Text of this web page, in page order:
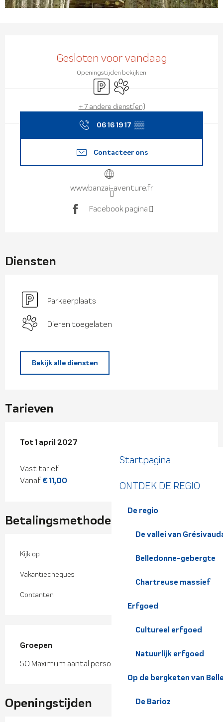
Startpagina
ONTDEK DE REGIO
De regio
De vallei van
Belledonne-gebergte
Chartreuse massief
Erfgoed
Cultureel erfgoed
Natuurlijk erfgoed
Op de bergketen van
De Barioz
Openingstijden en
Gesloten voor vandaag
Openingstijden bekijken
ParkeerplaatsDieren toegelaten
+ 7 andere dienst(en)
06 16 19 17 ▒▒
Contacteer ons
www.banzai-aventure.fr
Facebook pagina
Diensten
Parkeerplaats
Dieren toegelaten
Bekijk alle diensten
Tarieven
Van1 april 2026
Tot1 april 2027
Vast tarief
Vanaf€ 11,00
Betalingsmethoden
Kijk op
Vakantiecheques
Contanten
Groepen
Groepen
50 Maximum aantal personen
Openingstijden